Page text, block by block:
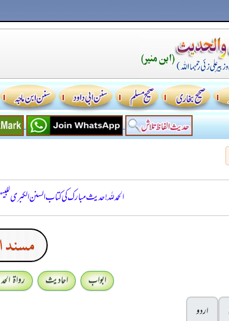
الحمدللہ! حدیث مبارک کی کتاب السنن
مسند
ابواب احادیث رواۃ
اردو